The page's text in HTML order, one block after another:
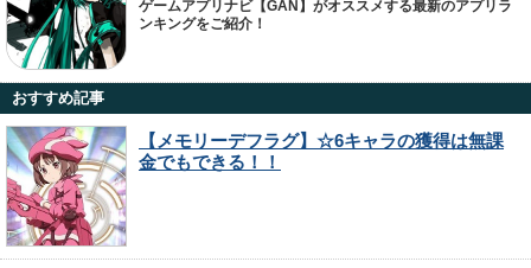
ゲームアプリナビ【GAN】がオススメする最新のアプリラ
ンキングをご紹介！
おすすめ記事
【メモリーデフラグ】☆6キャラの獲得は無課
金でもできる！！